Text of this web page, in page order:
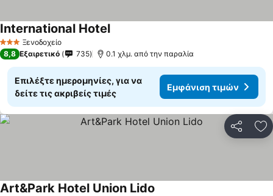
3 ΑστέριαΞενοδοχείο
International HotelΕμφάνιση τιμών
8,8 Εξαιρετικό 735 0.1 χλμ. από την παραλία
Επιλέξτε ημερομηνίες, για να
δείτε τις ακριβείς τιμές
Εμφάνιση τιμών
Art&Park Hotel Union Lido